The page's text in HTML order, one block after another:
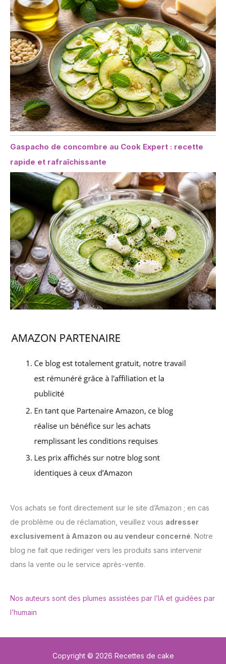
Gaspacho de concombre au Cook Expert : recette
rapide et rafraîchissante
Vos achats se font directement sur le site d’Amazon ; en cas
de problème ou de réclamation, veuillez vous adresser
exclusivement à Amazon ou au vendeur concerné. Notre
blog ne fait que rediriger vers les produits sans intervenir
dans la vente ou le service après-vente.
Nos auteurs sont des plumes assistées par l’IA et guidées par
l’humain
Copyright © 2026 Recettes de cake